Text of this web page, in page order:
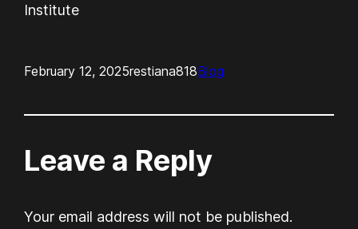
Institute
February 12, 2025restiana818Blog
Leave a Reply
Your email address will not be published.